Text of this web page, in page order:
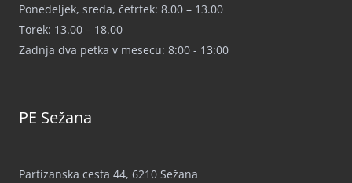
Ponedeljek, sreda, četrtek: 8.00 – 13.00
Torek: 13.00 – 18.00
Zadnja dva petka v mesecu: 8:00 - 13:00
PE Sežana
Partizanska cesta 44, 6210 Sežana